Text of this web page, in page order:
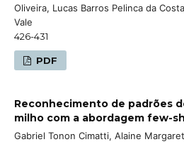
Oliveira, Lucas Barros Pelinca da
Vale
426-431
PDF
Reconhecimento de padrões
milho com a abordagem few-
Gabriel Tonon Cimatti, Alaine